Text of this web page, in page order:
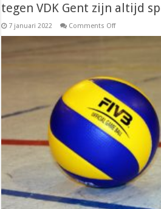
tegen VDK Gent zijn altijd
7 januari 2022 Comments Offon
Avo
B):
“Matchen
tegen
VDK
Gent
zijn
altijd
speciaal”